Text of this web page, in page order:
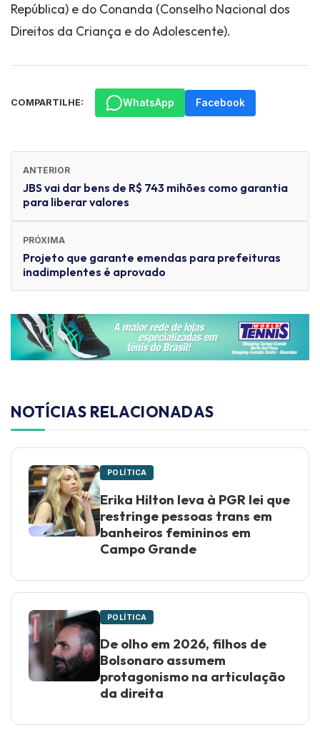
República) e do Conanda (Conselho Nacional dos
Direitos da Criança e do Adolescente).
COMPARTILHE: WhatsApp Facebook
ANTERIOR
JBS vai dar bens de R$ 743 mihões como garantia
para liberar valores
PRÓXIMA
Projeto que garante emendas para prefeituras
inadimplentes é aprovado
NOTÍCIAS RELACIONADAS
POLÍTICA
Erika Hilton leva à PGR lei que
restringe pessoas trans em
banheiros femininos em
Campo Grande
POLÍTICA
De olho em 2026, filhos de
Bolsonaro assumem
protagonismo na articulação
da direita